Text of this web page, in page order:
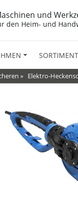
und
den Heim- und
SORTIMENT
» Elektro-